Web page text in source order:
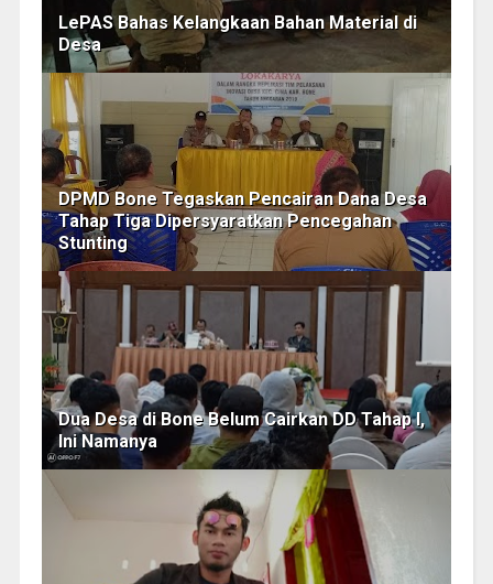
LePAS Bahas Kelangkaan Bahan Material di
Desa
DPMD Bone Tegaskan Pencairan Dana Desa
Tahap Tiga Dipersyaratkan Pencegahan
Stunting
Dua Desa di Bone Belum Cairkan DD Tahap I,
Ini Namanya